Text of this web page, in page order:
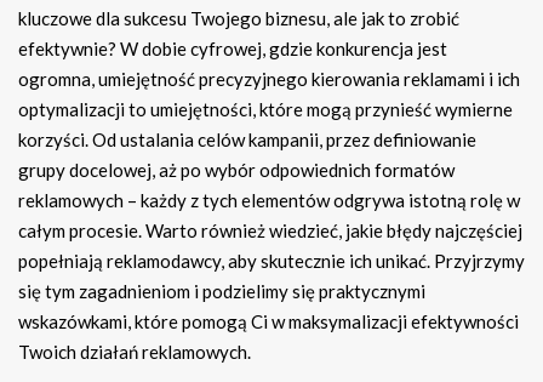
kluczowe dla sukcesu Twojego biznesu, ale jak to zrobić
efektywnie? W dobie cyfrowej, gdzie konkurencja jest
ogromna, umiejętność precyzyjnego kierowania reklamami i ich
optymalizacji to umiejętności, które mogą przynieść wymierne
korzyści. Od ustalania celów kampanii, przez definiowanie
grupy docelowej, aż po wybór odpowiednich formatów
reklamowych – każdy z tych elementów odgrywa istotną rolę w
całym procesie. Warto również wiedzieć, jakie błędy najczęściej
popełniają reklamodawcy, aby skutecznie ich unikać. Przyjrzymy
się tym zagadnieniom i podzielimy się praktycznymi
wskazówkami, które pomogą Ci w maksymalizacji efektywności
Twoich działań reklamowych.